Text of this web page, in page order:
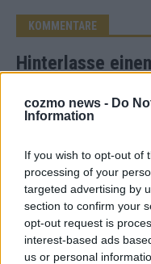
cozmo news - Do
Information
If you wish to opt-out of
processing of your
targeted advertising by
section to confirm your
opt-out request is
interest-based ads
us or personal
KOMMENTARE
Hinterlasse
Wir freuen uns auf
Perspektive. Mit *
gültige E-Mail-Adresse
jeden Kommentar kurz.
respektieren, werden
Hetze, Spam oder
gelten unsere
Kommentar